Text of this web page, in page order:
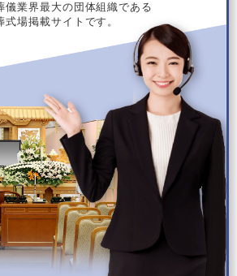
儀業界最大の団体組織である
場掲載サイトです。